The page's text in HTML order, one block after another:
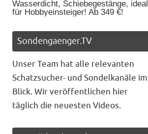
Wasserdicht, Schiebegestänge, ideal
für Hobbyeinsteiger! Ab 349 €!
Sondengaenger.TV
Unser Team hat alle relevanten
Schatzsucher- und Sondelkanäle im
Blick. Wir veröffentlichen hier
täglich die neuesten Videos.